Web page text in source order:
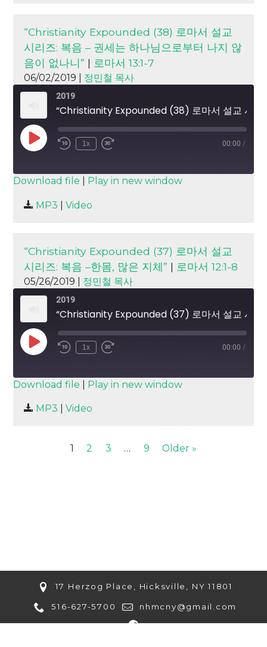
“Christianity Expounded (38) 로마서 설교
시리즈: 복음 – 권세는 하나님으로부터 나지 않
음이 없나니” | 로마서 13:1-7
06/02/2019 | 정민철 목사
2019
Play
Episode
1x 00:00 /
SUBSCRIBE
RSS FEED
SHARE
EMBED
Download file Play in new window
MP3 Video
“Christianity Expounded (37) 로마서 설교
시리즈: 복음 –한몸, 많은 지체” | 로마서 12:1-8
05/26/2019 | 정민철 목사
2019
Play
Episode
1x 00:00 /
SUBSCRIBE
RSS FEED
SHARE
Download file Play in new window
MP3 Video
1 2 3 … 9 Older »
17 Herzog Place, Hicksville, NY 11801
516-627-5700 nhmcny@gmail.com